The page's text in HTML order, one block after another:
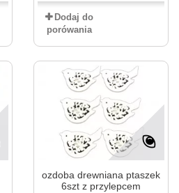
Dodaj do
porówania
ozdoba drewniana ptaszek
6szt z przylepcem